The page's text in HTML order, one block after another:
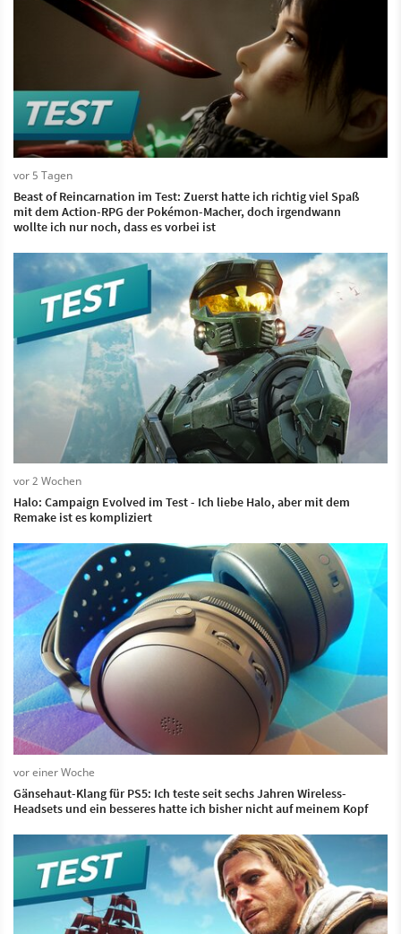
vor 5 Tagen
Beast of Reincarnation im Test: Zuerst hatte ich richtig viel Spaß
mit dem Action-RPG der Pokémon-Macher, doch irgendwann
wollte ich nur noch, dass es vorbei ist
vor 2 Wochen
Halo: Campaign Evolved im Test - Ich liebe Halo, aber mit dem
Remake ist es kompliziert
vor einer Woche
Gänsehaut-Klang für PS5: Ich teste seit sechs Jahren Wireless-
Headsets und ein besseres hatte ich bisher nicht auf meinem Kopf